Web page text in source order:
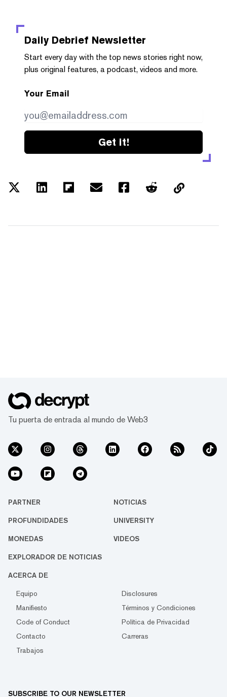
Daily Debrief Newsletter
Start every day with the top news stories right now,
plus original features, a podcast, videos and more.
Your Email
Get it!
Tu puerta de entrada al mundo de Web3
PARTNER NOTICIAS
PROFUNDIDADES UNIVERSITY
MONEDAS VIDEOS
EXPLORADOR DE NOTICIAS
ACERCA DE
Equipo
Disclosures
Manifiesto
Términos y Condiciones
Code of Conduct
Política de Privacidad
Contacto
Carreras
Trabajos
SUBSCRIBE TO OUR NEWSLETTER